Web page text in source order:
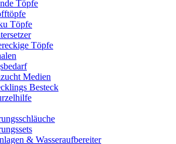
Töpfe
Töpfe
Töpfe
Medien
Besteck
& Wasseraufbereiter